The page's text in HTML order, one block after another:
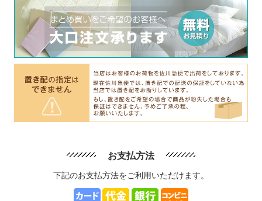
お支払方法
下記のお支払方法をご利用いただけます。